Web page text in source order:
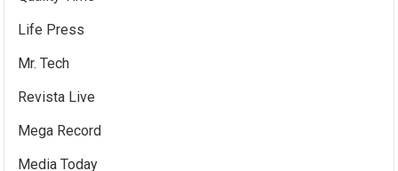
Life Press
Mr. Tech
Revista Live
Mega Record
Media Today